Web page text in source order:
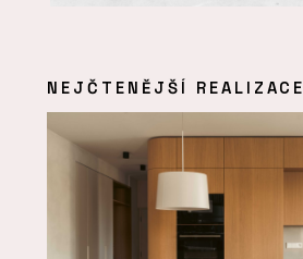
NEJČTENĚJŠÍ REALIZACE